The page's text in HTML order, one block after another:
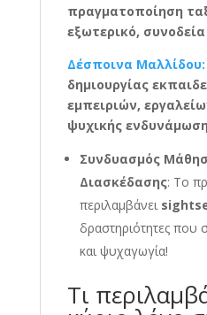
πραγματοποίηση
εξωτερικό,
Δέσποινα Μαλλίδου:
δημιουργίας
εμπειριών,
ψυχικής
Συνδυασμός
Διασκέδασης: Το
περιλαμβάνει
δραστηριότητες
και ψυχαγωγία!
Τι